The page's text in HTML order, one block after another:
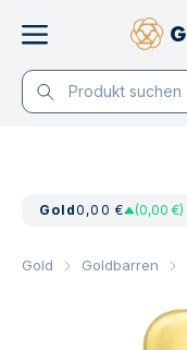
Gold0,00 € (0,00 €)
Gold Goldbarren